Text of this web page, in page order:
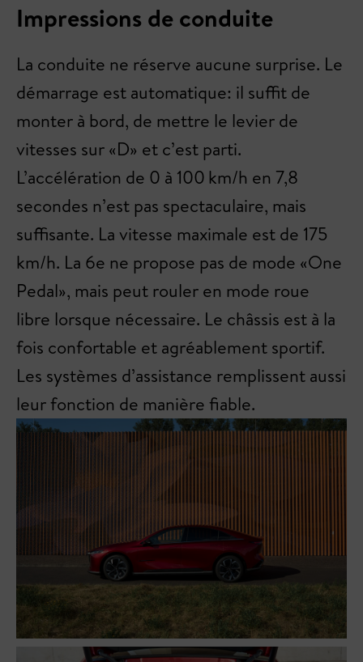
Impressions de conduite
La conduite ne réserve aucune surprise. Le
démarrage est automatique: il suffit de
monter à bord, de mettre le levier de
vitesses sur «D» et c’est parti.
L’accélération de 0 à 100 km/h en 7,8
secondes n’est pas spectaculaire, mais
suffisante. La vitesse maximale est de 175
km/h. La 6e ne propose pas de mode «One
Pedal», mais peut rouler en mode roue
libre lorsque nécessaire. Le châssis est à la
fois confortable et agréablement sportif.
Les systèmes d’assistance remplissent aussi
leur fonction de manière fiable.